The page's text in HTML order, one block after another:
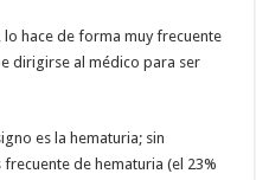
hace de forma muy frecuente
dirigirse al médico para ser
es la hematuria; sin
de hematuria (el 23%